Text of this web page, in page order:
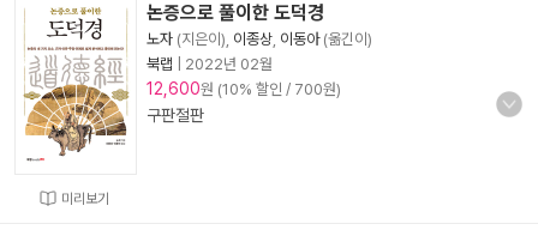
미리보기
논증으로 풀이한 도덕경
노자 (지은이), 이종상 이동아(옮긴이)
북랩
2022년 02월
12,600원 (10% 할인 / 700원)
구판절판